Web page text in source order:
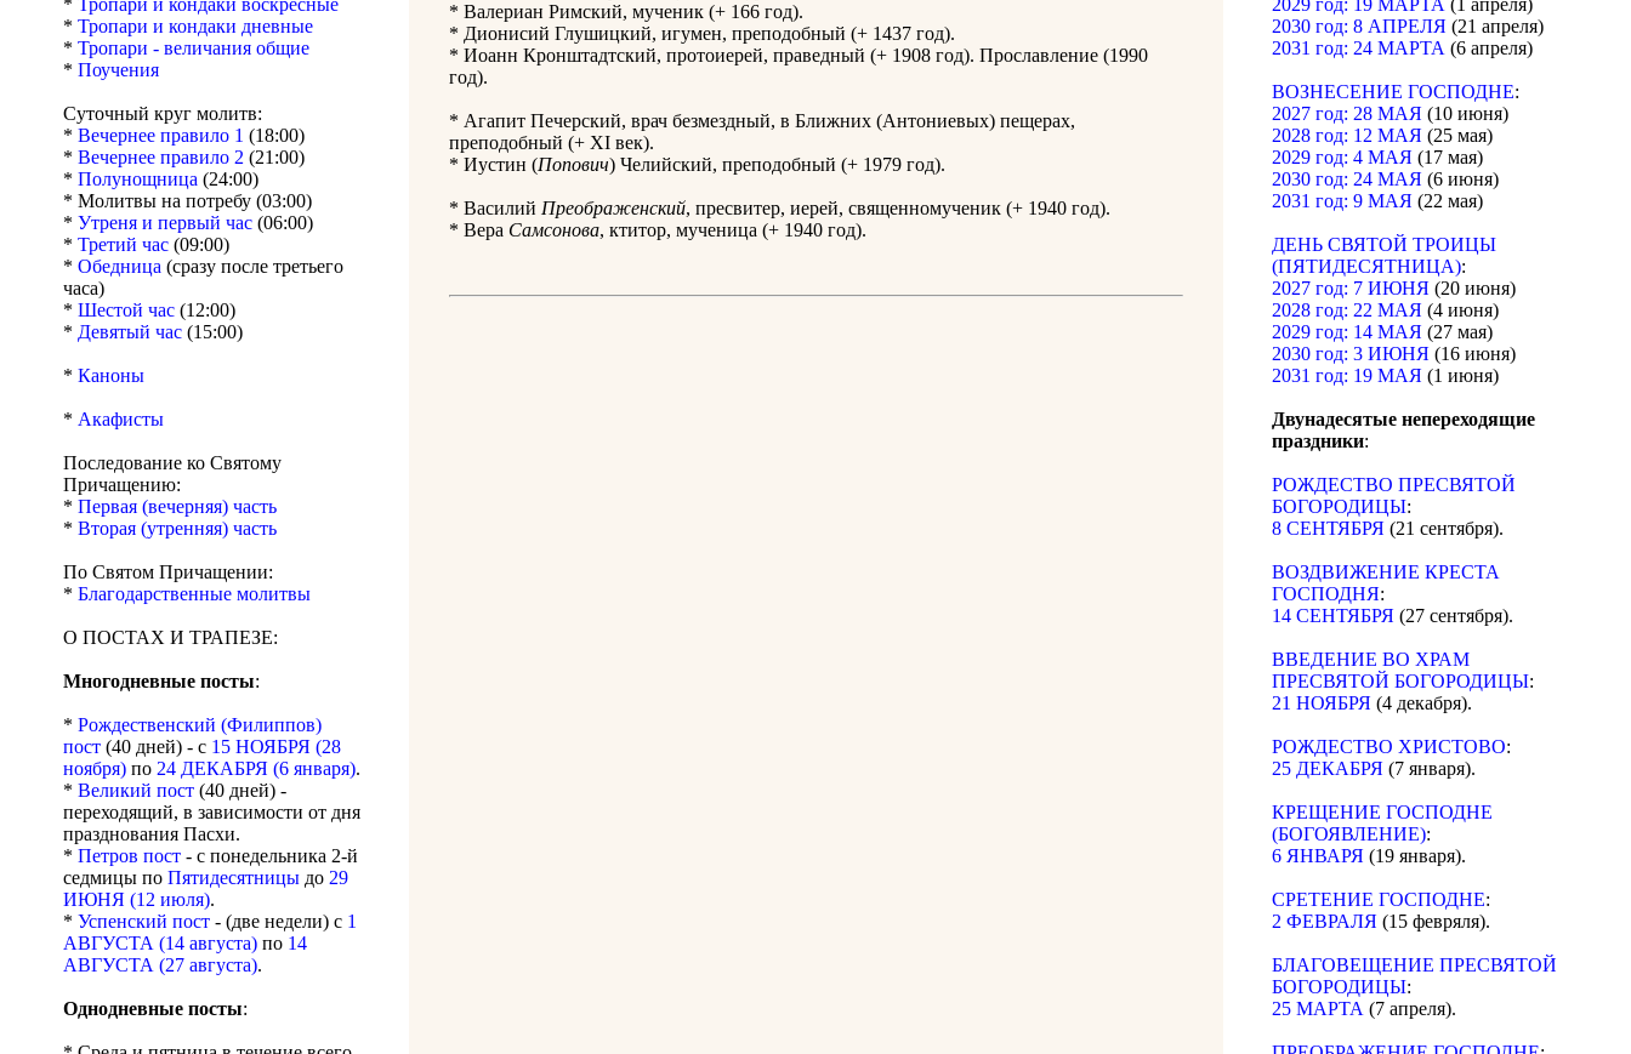
* Тропари и кондаки воскресные
* Тропари и кондаки дневные
* Тропари - величания общие
* Поучения
Суточный круг молитв:
* Вечернее правило 1 (18:00)
* Вечернее правило 2 (21:00)
* Полунощница (24:00)
* Молитвы на потребу (03:00)
* Утреня и первый час (06:00)
* Третий час (09:00)
* Обедница (сразу после третьего
часа)
* Шестой час (12:00)
* Девятый час (15:00)
* Каноны
* Акафисты
Последование ко Святому
Причащению:
* Первая (вечерняя) часть
* Вторая (утренняя) часть
По Святом Причащении:
* Благодарственные молитвы
О ПОСТАХ И ТРАПЕЗЕ:
Многодневные посты:
* Рождественский (Филиппов)
пост (40 дней) - с 15 НОЯБРЯ (28
ноября) по 24 ДЕКАБРЯ (6 января).
* Великий пост (40 дней) -
переходящий, в зависимости от дня
празднования Пасхи.
* Петров пост - с понедельника 2-й
седмицы по Пятидесятницы до 29
ИЮНЯ (12 июля).
* Успенский пост - (две недели) с 1
АВГУСТА (14 августа) по 14
АВГУСТА (27 августа).
Однодневные посты:
* Валериан Римский, мученик (+ 166 год).
* Дионисий Глушицкий, игумен, преподобный (+ 1437 год).
* Иоанн Кронштадтский, протоиерей, праведный (+ 1908 год). Прославление (1990
год).
* Агапит Печерский, врач безмездный, в Ближних (Антониевых) пещерах,
преподобный (+ XI век).
* Иустин (Попович) Челийский, преподобный (+ 1979 год).
* Василий Преображенский, пресвитер, иерей, священномученик (+ 1940 год).
* Вера Самсонова, ктитор, мученица (+ 1940 год).
2029 год: 19 МАРТА (1 апреля)
2030 год: 8 АПРЕЛЯ (21 апреля)
2031 год: 24 МАРТА (6 апреля)
ВОЗНЕСЕНИЕ ГОСПОДНЕ:
2027 год: 28 МАЯ (10 июня)
2028 год: 12 МАЯ (25 мая)
2029 год: 4 МАЯ (17 мая)
2030 год: 24 МАЯ (6 июня)
2031 год: 9 МАЯ (22 мая)
ДЕНЬ СВЯТОЙ ТРОИЦЫ
(ПЯТИДЕСЯТНИЦА):
2027 год: 7 ИЮНЯ (20 июня)
2028 год: 22 МАЯ (4 июня)
2029 год: 14 МАЯ (27 мая)
2030 год: 3 ИЮНЯ (16 июня)
2031 год: 19 МАЯ (1 июня)
Двунадесятые непереходящие
праздники:
РОЖДЕСТВО ПРЕСВЯТОЙ
БОГОРОДИЦЫ:
8 СЕНТЯБРЯ (21 сентября).
ВОЗДВИЖЕНИЕ КРЕСТА
ГОСПОДНЯ:
14 СЕНТЯБРЯ (27 сентября).
ВВЕДЕНИЕ ВО ХРАМ
ПРЕСВЯТОЙ БОГОРОДИЦЫ:
21 НОЯБРЯ (4 декабря).
РОЖДЕСТВО ХРИСТОВО:
25 ДЕКАБРЯ (7 января).
КРЕЩЕНИЕ ГОСПОДНЕ
(БОГОЯВЛЕНИЕ):
6 ЯНВАРЯ (19 января).
СРЕТЕНИЕ ГОСПОДНЕ:
2 ФЕВРАЛЯ (15 февряля).
БЛАГОВЕЩЕНИЕ ПРЕСВЯТОЙ
БОГОРОДИЦЫ:
25 МАРТА (7 апреля).